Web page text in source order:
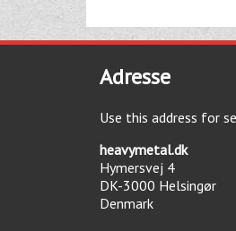
Adresse
Use this address for
heavymetal.dk
Hymersvej 4
DK-3000 Helsingør
Denmark